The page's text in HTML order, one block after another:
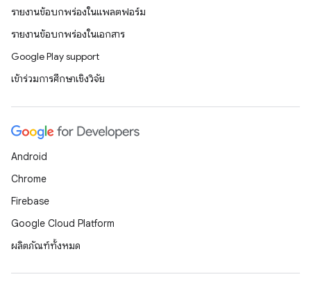
รายงานข้อบกพร่องในแพลตฟอร์ม
รายงานข้อบกพร่องในเอกสาร
Google Play support
เข้าร่วมการศึกษาเชิงวิจัย
Android
Chrome
Firebase
Google Cloud Platform
ผลิตภัณฑ์ทั้งหมด